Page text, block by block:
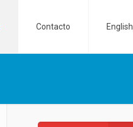
Contacto English